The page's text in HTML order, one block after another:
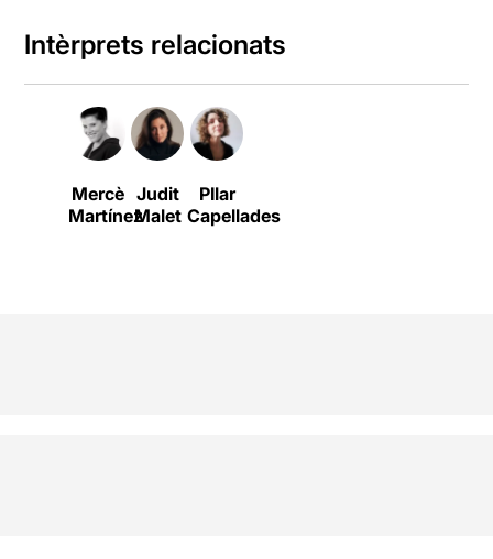
Intèrprets relacionats
Mercè
Martínez
Judit
Malet
PIlar
Capellades